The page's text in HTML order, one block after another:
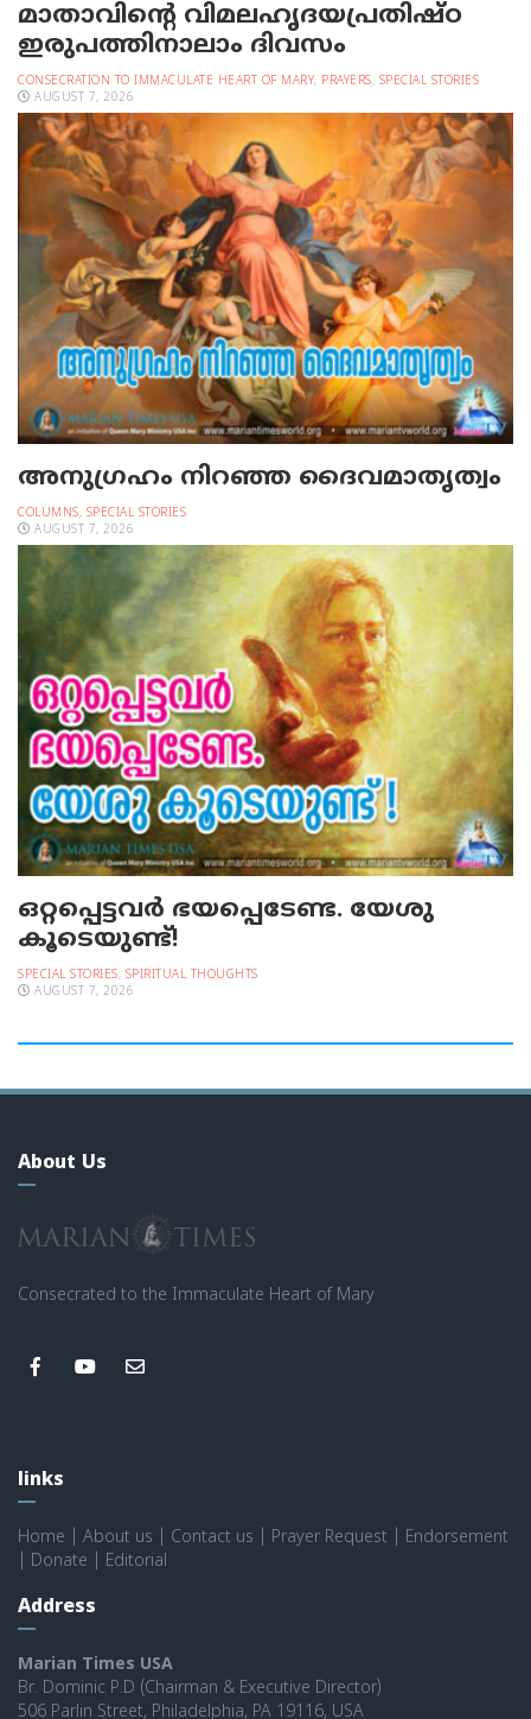
മാതാവിന്റെ വിമലഹൃദയപ്രതിഷ്ഠ
ഇരുപത്തിനാലാം ദിവസം
CONSECRATION TO IMMACULATE HEART OF MARY, PRAYERS, SPECIAL STORIES
AUGUST 7, 2026
അനുഗ്രഹം നിറഞ്ഞ ദൈവമാതൃത്വം
COLUMNS, SPECIAL STORIES
AUGUST 7, 2026
ഒറ്റപ്പെട്ടവര്‍ ഭയപ്പെടേണ്ട. യേശു
കൂടെയുണ്ട്!
SPECIAL STORIES, SPIRITUAL THOUGHTS
AUGUST 7, 2026
About Us
Consecrated to the Immaculate Heart of Mary
links
Home About us Contact us Prayer Request
Endorsement
Donate Editorial
Address
Marian Times USA
Br. Dominic P.D (Chairman & Executive Director)
506 Parlin Street, Philadelphia, PA 19116, USA